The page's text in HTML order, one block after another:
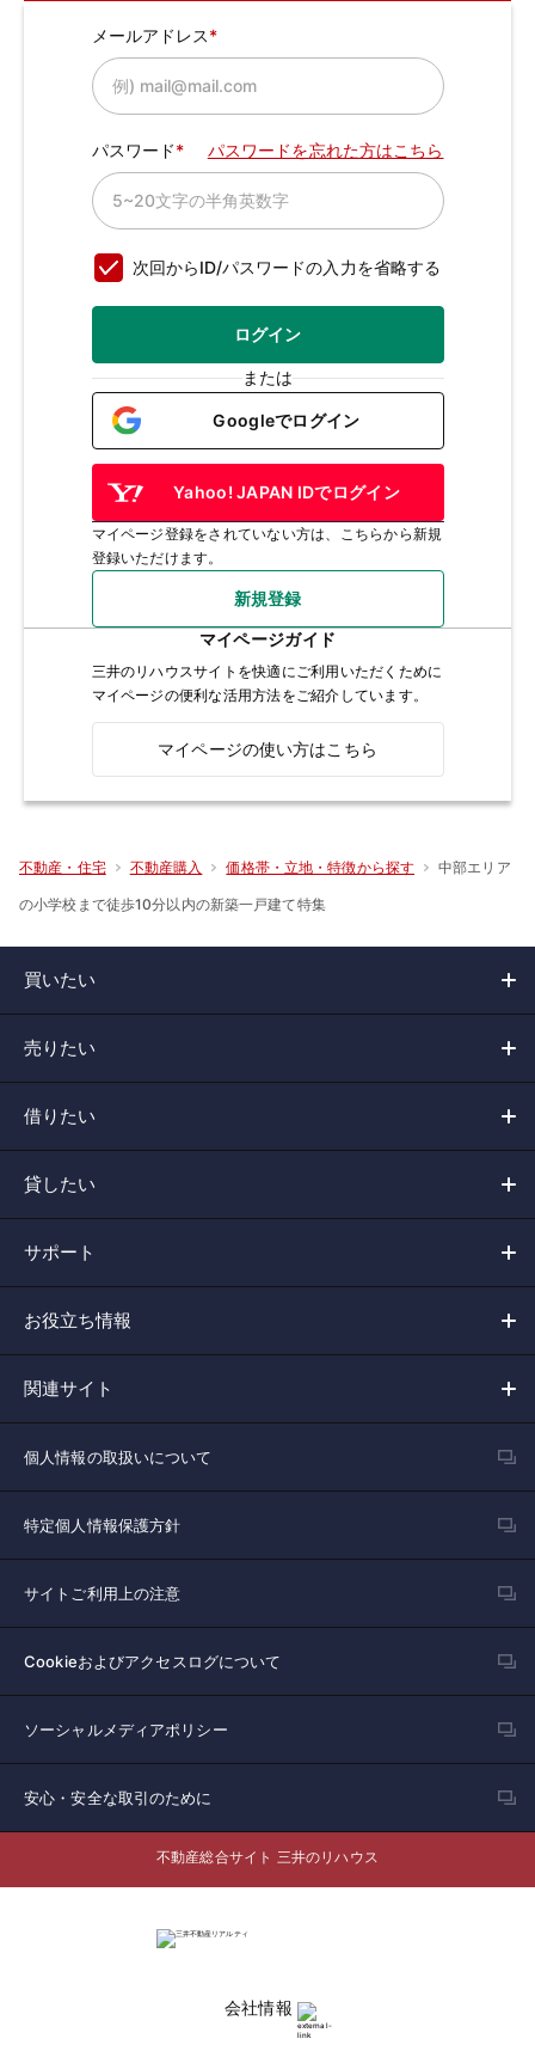
メールアドレス
パスワード パスワードを忘れた方はこちら
次回からID/パスワードの入力を省略する
ログイン
または
Googleでログイン
Yahoo! JAPAN IDでログイン
マイページ登録をされていない方は、こちらから新規
登録いただけます。
新規登録
マイページガイド
三井のリハウスサイトを快適にご利用いただくために
マイページの便利な活用方法をご紹介しています。
マイページの使い方はこちら
不動産・住宅 不動産購入 価格帯・立地・特徴から探す 中部エリア
の小学校まで徒歩10分以内の新築一戸建て特集
買いたい
売りたい
借りたい
貸したい
サポート
お役立ち情報
関連サイト
個人情報の取扱いについて
特定個人情報保護方針
サイトご利用上の注意
Cookieおよびアクセスログについて
ソーシャルメディアポリシー
安心・安全な取引のために
不動産総合サイト 三井のリハウス
会社情報